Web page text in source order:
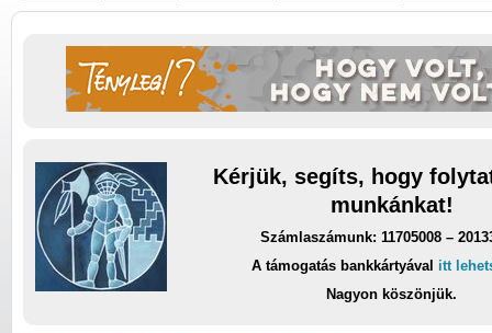
Kérjük, segíts, hogy
munkánkat!
Számlaszámunk: 11705008 –
A támogatás bankkártyával itt
Nagyon köszönjük.